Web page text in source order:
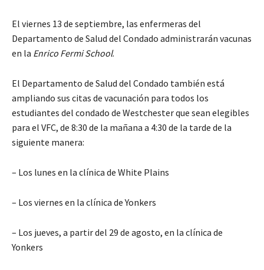
El viernes 13 de septiembre, las enfermeras del
Departamento de Salud del Condado administrarán vacunas
en la Enrico Fermi School.
El Departamento de Salud del Condado también está
ampliando sus citas de vacunación para todos los
estudiantes del condado de Westchester que sean elegibles
para el VFC, de 8:30 de la mañana a 4:30 de la tarde de la
siguiente manera:
– Los lunes en la clínica de White Plains
– Los viernes en la clínica de Yonkers
– Los jueves, a partir del 29 de agosto, en la clínica de
Yonkers